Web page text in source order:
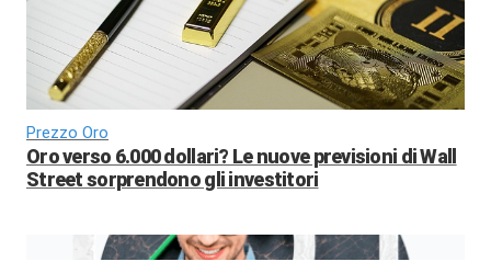
Prezzo Oro
Oro verso 6.000 dollari? Le nuove previsioni di Wall
Street sorprendono gli investitori